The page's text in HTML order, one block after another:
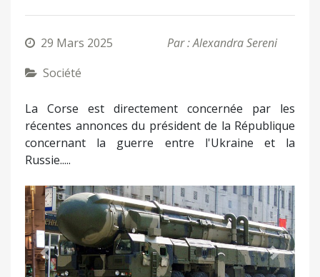
29 Mars 2025
Par : Alexandra Sereni
Société
La Corse est directement concernée par les
récentes annonces du président de la République
concernant la guerre entre l'Ukraine et la
Russie.....
Précédent Suivant